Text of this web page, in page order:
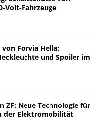
Volt-Fahrzeuge
von Forvia Hella:
und Spoiler im
ZF: Neue Technologie für
der Elektromobilität